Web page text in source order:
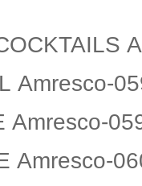
Amresco-
Amresco-
Amresco-